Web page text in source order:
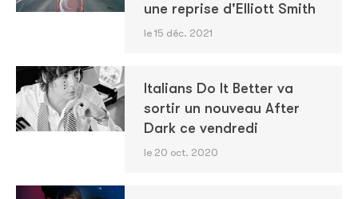
une reprise d'Elliott Smith
le 15 déc. 2021
Italians Do It Better va
sortir un nouveau After
Dark ce vendredi
le 20 oct. 2020